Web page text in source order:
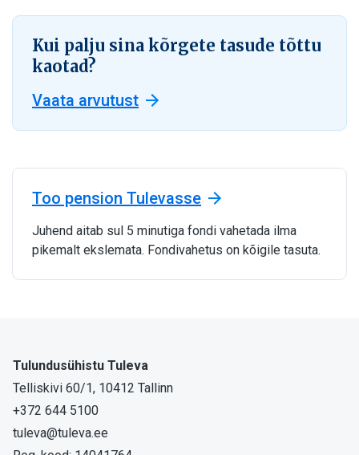
Kui palju sina kõrgete tasude tõttu
kaotad?
Vaata arvutust
Too pension Tulevasse
Juhend aitab sul 5 minutiga fondi vahetada ilma
pikemalt ekslemata. Fondivahetus on kõigile tasuta.
Tulundusühistu Tuleva
Telliskivi 60/1, 10412 Tallinn
+372 644 5100
tuleva@tuleva.ee